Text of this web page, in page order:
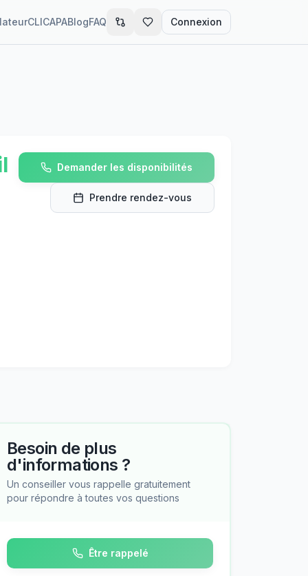
CLICAPABlogFAQ Connexion
Demander les disponibilités
Prendre rendez-vous
Besoin de plus
d'informations ?
Un conseiller vous rappelle gratuitement
pour répondre à toutes vos questions
Être rappelé